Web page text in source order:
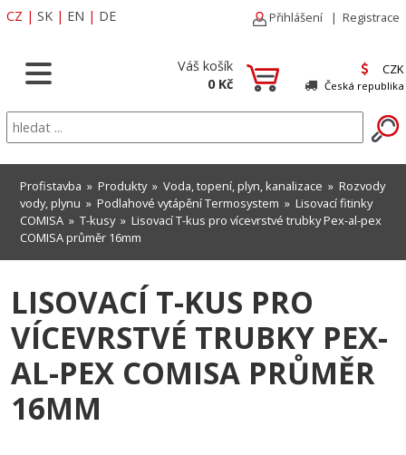
CZ | SK | EN | DE Přihlášení | Registrace
Váš košík
0 Kč
CZK
Česká republika
Profistavba » Produkty» Voda, topení, plyn, kanalizace » Rozvody
vody, plynu » Podlahové vytápění Termosystem » Lisovací fitinky
COMISA » T-kusy» Lisovací T-kus pro vícevrstvé trubky Pex-al-pex
COMISA průměr 16mm
LISOVACÍ T-KUS PRO
VÍCEVRSTVÉ TRUBKY PEX-
AL-PEX COMISA PRŮMĚR
16MM